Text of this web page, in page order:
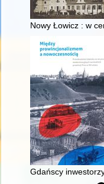
Nowy Łowicz : w
Gdańscy